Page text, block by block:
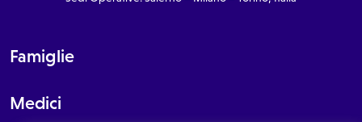
Famiglie
Medici